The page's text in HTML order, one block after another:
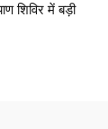
शिविर में बड़ी